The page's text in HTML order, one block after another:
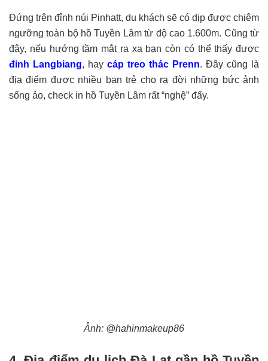
Đứng trên đỉnh núi Pinhatt, du khách sẽ có dịp được chiêm
ngưỡng toàn bộ hồ Tuyền Lâm từ độ cao 1.600m. Cũng từ
đây, nếu hướng tầm mắt ra xa bạn còn có thể thấy được
đỉnh Langbiang, hay cáp treo thác Prenn. Đây cũng là
địa điểm được nhiều bạn trẻ cho ra đời những bức ảnh
sống ảo, check in hồ Tuyền Lâm rất “nghệ” đấy.
Ảnh: @hahinmakeup86